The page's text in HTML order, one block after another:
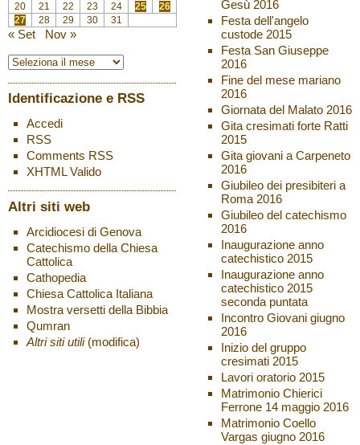
20
21 22 23 24 25
26
27
28 29 30 31
« Set Nov »
Identificazione e RSS
Accedi
RSS
Comments RSS
XHTMLValido
Altri siti web
Arcidiocesi di Genova
Catechismo della Chiesa
Cattolica
Cathopedia
Chiesa Cattolica Italiana
Mostra versetti della Bibbia
Qumran
Altri siti utili (modifica)
Gesù 2016
Festa dell'angelo
custode 2015
Festa San Giuseppe
2016
Fine del mese mariano
2016
Giornata del Malato 2016
Gita cresimati forte Ratti
2015
Gita giovani a Carpeneto
2016
Giubileo dei presibiteri a
Roma 2016
Giubileo del catechismo
2016
Inaugurazione anno
catechistico 2015
Inaugurazione anno
catechistico 2015
seconda puntata
Incontro Giovani giugno
2016
Inizio del gruppo
cresimati 2015
Lavori oratorio 2015
Matrimonio Chierici
Ferrone 14 maggio 2016
Matrimonio Coello
Vargas giugno 2016